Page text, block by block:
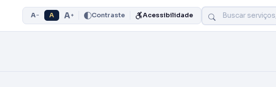
A− A A+ Contraste Acessibilidade